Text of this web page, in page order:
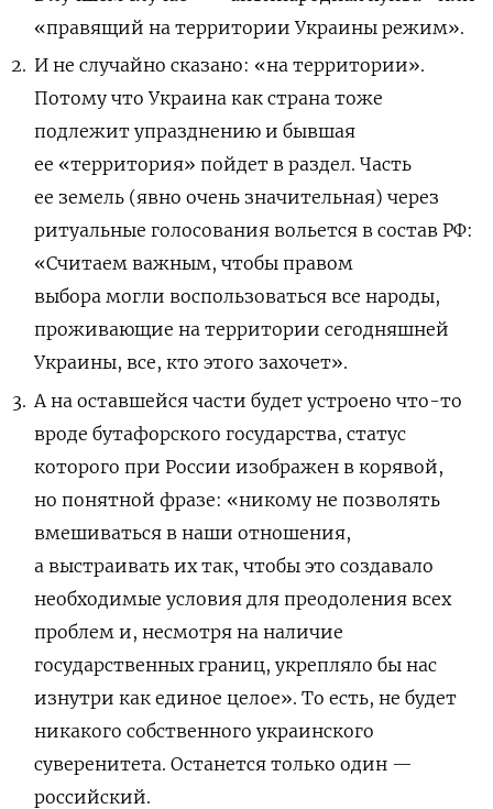
«правящий на территории Украины режим».
И не случайно сказано: «на территории».
Потому что Украина как страна тоже
подлежит упразднению и бывшая
ее «территория» пойдет в раздел. Часть
ее земель (явно очень значительная) через
ритуальные голосования вольется в состав РФ:
«Считаем важным, чтобы правом
выбора могли воспользоваться все народы,
проживающие на территории сегодняшней
Украины, все, кто этого захочет».
А на оставшейся части будет устроено что-то
вроде бутафорского государства, статус
которого при России изображен в корявой,
но понятной фразе: «никому не позволять
вмешиваться в наши отношения,
а выстраивать их так, чтобы это создавало
необходимые условия для преодоления всех
проблем и, несмотря на наличие
государственных границ, укрепляло бы нас
изнутри как единое целое». То есть, не будет
никакого собственного украинского
суверенитета. Останется только один —
российский.